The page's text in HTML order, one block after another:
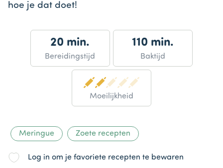
hoe je dat doet!
20 min.
Bereidingstijd
110 min.
Baktijd
Moeilijkheid
Meringue Zoete recepten
Log in om je favoriete recepten te bewaren